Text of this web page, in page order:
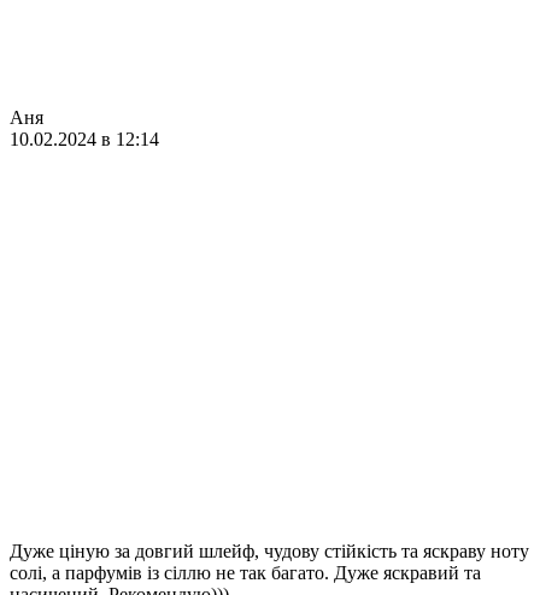
Аня
10.02.2024 в 12:14
Дуже ціную за довгий шлейф, чудову стійкість та яскраву ноту
солі, а парфумів із сіллю не так багато. Дуже яскравий та